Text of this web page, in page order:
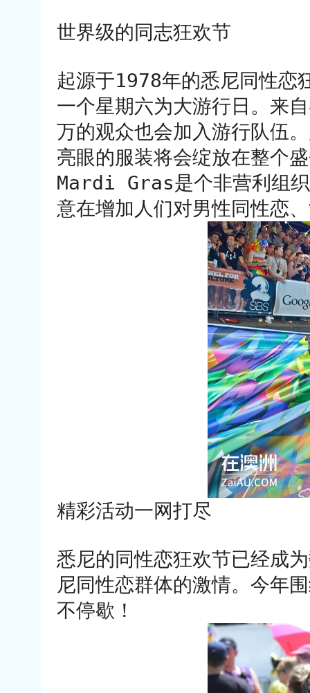
世界级的同志狂欢节
起源于1978年的悉尼同性恋
一个星期六为大游行日。来
万的观众也会加入游行队伍
亮眼的服装将会绽放在整
Mardi Gras是个非营利组织
意在增加人们对男性同性恋
精彩活动一网打尽
悉尼的同性恋狂欢节已经成
尼同性恋群体的激情。今年
不停歇！